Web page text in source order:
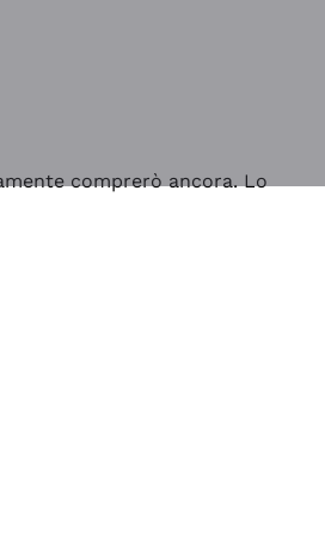
comprerò ancora. Lo